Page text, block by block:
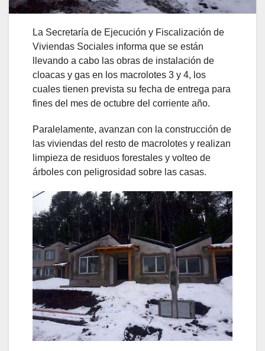
La Secretaría de Ejecución y Fiscalización de
Viviendas Sociales informa que se están
llevando a cabo las obras de instalación de
cloacas y gas en los macrolotes 3 y 4, los
cuales tienen prevista su fecha de entrega para
fines del mes de octubre del corriente año.
Paralelamente, avanzan con la construcción de
las viviendas del resto de macrolotes y realizan
limpieza de residuos forestales y volteo de
árboles con peligrosidad sobre las casas.